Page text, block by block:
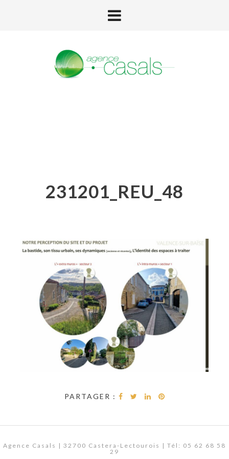
231201_REU_48
PARTAGER :
Agence Casals | 32700 Castera-Lectourois | Tél: 05 62 68 58
29